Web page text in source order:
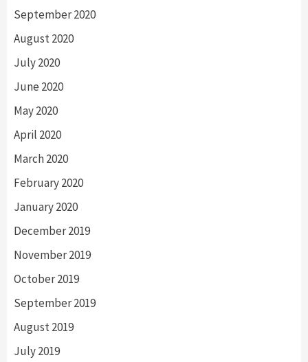
September 2020
August 2020
July 2020
June 2020
May 2020
April 2020
March 2020
February 2020
January 2020
December 2019
November 2019
October 2019
September 2019
August 2019
July 2019